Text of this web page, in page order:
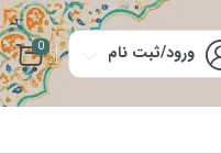
ورود/ثبت نام 0